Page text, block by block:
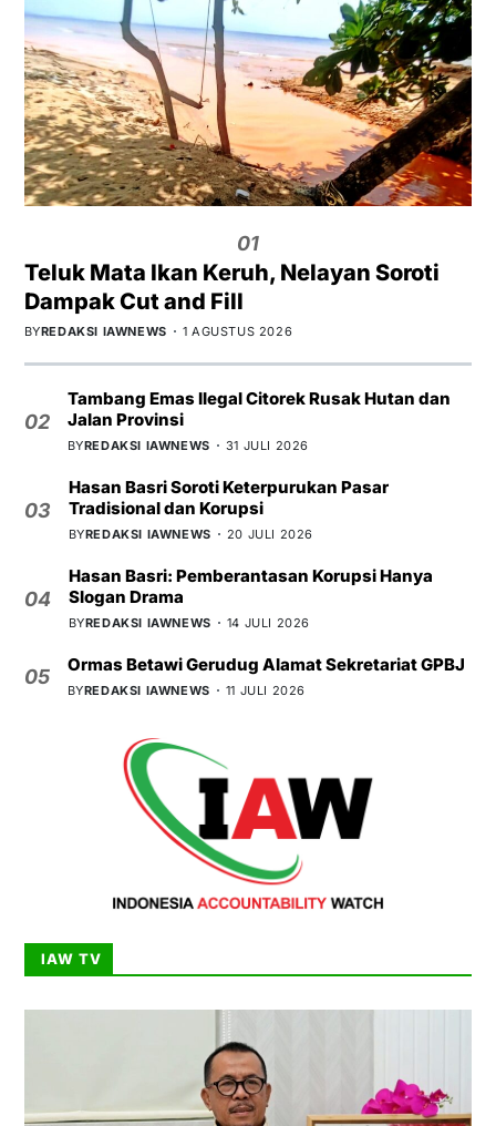
01
Teluk Mata Ikan Keruh, Nelayan Soroti
Dampak Cut and Fill
BYREDAKSI IAWNEWS 1 AGUSTUS 2026
02
Tambang Emas Ilegal Citorek Rusak Hutan dan
Jalan Provinsi
BYREDAKSI IAWNEWS 31 JULI 2026
03
Hasan Basri Soroti Keterpurukan Pasar
Tradisional dan Korupsi
BYREDAKSI IAWNEWS 20 JULI 2026
04
Hasan Basri: Pemberantasan Korupsi Hanya
Slogan Drama
BYREDAKSI IAWNEWS 14 JULI 2026
05
Ormas Betawi Gerudug Alamat Sekretariat GPBJ
BYREDAKSI IAWNEWS 11 JULI 2026
IAW TV